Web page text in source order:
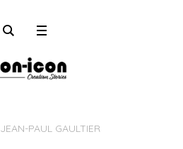
JEAN-PAUL GAULTIER